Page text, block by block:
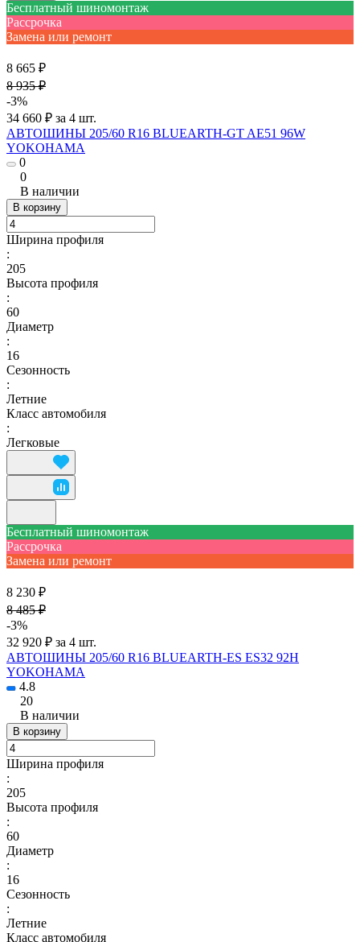
Бесплатный шиномонтаж
Рассрочка
Замена или ремонт
8 665 ₽
8 935 ₽
-3%
34 660 ₽ за 4 шт.
АВТОШИНЫ 205/60 R16 BLUEARTH-GT AE51 96W
YOKOHAMA
0
0
В наличии
В корзину
Ширина профиля
:
205
Высота профиля
:
60
Диаметр
:
16
Сезонность
:
Летние
Класс автомобиля
:
Легковые
Бесплатный шиномонтаж
Рассрочка
Замена или ремонт
8 230 ₽
8 485 ₽
-3%
32 920 ₽ за 4 шт.
АВТОШИНЫ 205/60 R16 BLUEARTH-ES ES32 92H
YOKOHAMA
4.8
20
В наличии
В корзину
Ширина профиля
:
205
Высота профиля
:
60
Диаметр
:
16
Сезонность
:
Летние
Класс автомобиля